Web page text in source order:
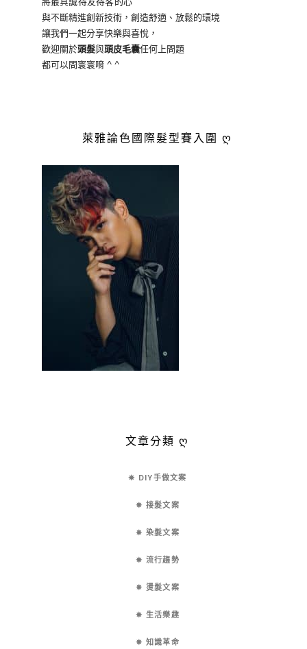
與不斷精進創新技術，創造舒適、放鬆的環境
讓我們一起分享快樂與喜悅，
歡迎關於頭髮與頭皮毛囊任何上問題
都可以問寰寰唷 ^ ^
萊雅論色國際髮型賽入圍 ღ
文章分類 ღ
✵ DIY手做文案
✵ 接髮文案
✵ 染髮文案
✵ 流行趨勢
✵ 燙髮文案
✵ 生活樂趣
✵ 知識革命